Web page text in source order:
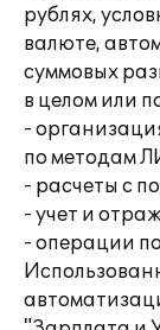
рублях,
валюте,
суммовых
в целом или
-
по методам
- расчеты с
- учет и
- операции